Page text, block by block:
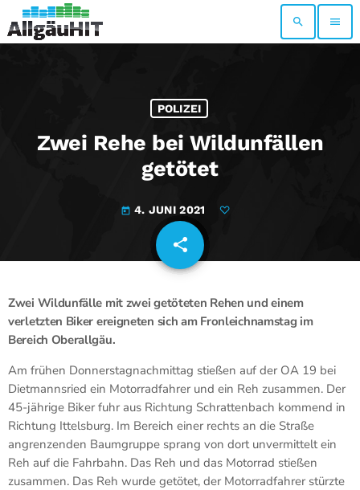
search menu
POLIZEI
Zwei Rehe bei Wildunfällen
getötet
today 4. JUNI 2021
share
email
Zwei Wildunfälle mit zwei getöteten Rehen und einem
verletzten Biker ereigneten sich am Fronleichnamstag im
Bereich Oberallgäu.
Am frühen Donnerstagnachmittag stießen auf der OA 19 bei
Dietmannsried ein Motorradfahrer und ein Reh zusammen. Der
45-jährige Biker fuhr aus Richtung Schrattenbach kommend in
Richtung Ittelsburg. Im Bereich einer rechts an die Straße
angrenzenden Baumgruppe sprang von dort unvermittelt ein
Reh auf die Fahrbahn. Das Reh und das Motorrad stießen
zusammen. Das Reh wurde getötet, der Motorradfahrer stürzte